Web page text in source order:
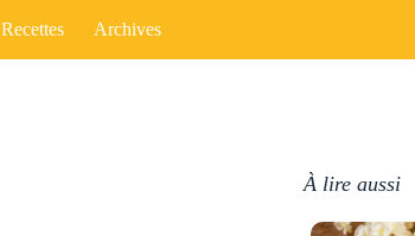
Recettes Archives
À lire aussi